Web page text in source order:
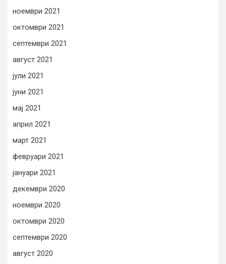
ноември 2021
октомври 2021
септември 2021
август 2021
јули 2021
јуни 2021
мај 2021
април 2021
март 2021
февруари 2021
јануари 2021
декември 2020
ноември 2020
октомври 2020
септември 2020
август 2020